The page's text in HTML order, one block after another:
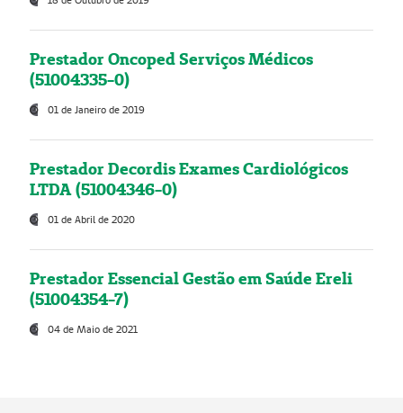
Prestador Oncoped Serviços Médicos
(51004335-0)
01 de Janeiro de 2019
Prestador Decordis Exames Cardiológicos
LTDA (51004346-0)
01 de Abril de 2020
Prestador Essencial Gestão em Saúde Ereli
(51004354-7)
04 de Maio de 2021